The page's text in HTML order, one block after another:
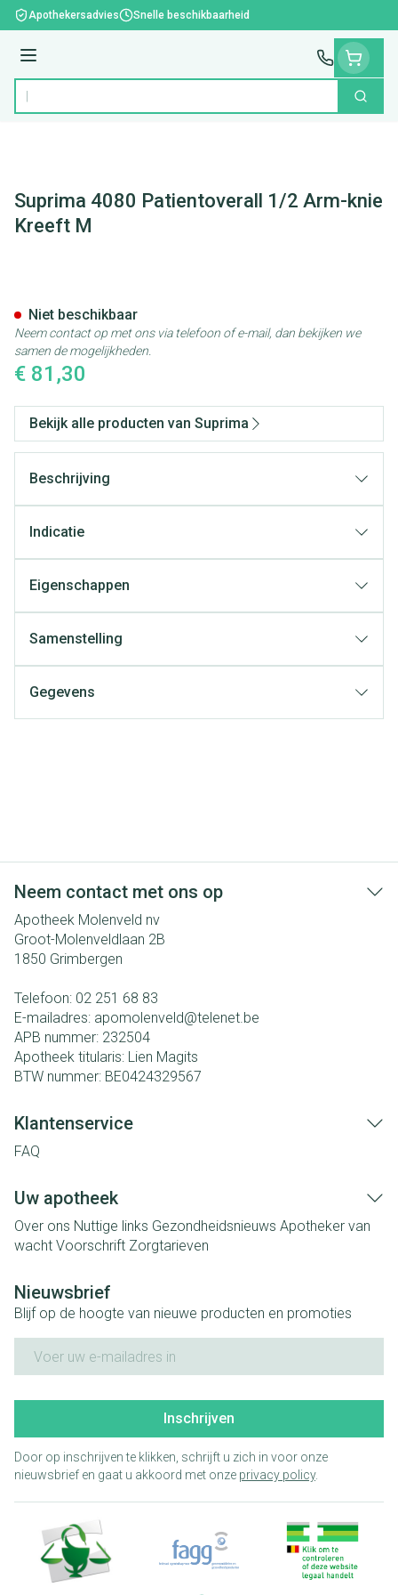
Ga naar de inhoud
Apothekersadvies Snelle beschikbaarheid
Menu
Product, merk, categorie... Zoek
Suprima 4080 Patientoverall 1/2 Arm-knie
Kreeft M
€ 81,30
Niet beschikbaar
Neem contact op met ons via telefoon of e-mail, dan bekijken we
samen de mogelijkheden.
Bekijk alle producten van Suprima
Beschrijving
Indicatie
Eigenschappen
Samenstelling
Gegevens
Neem contact met ons op
Apotheek Molenveld nv
Groot-Molenveldlaan 2B
1850 Grimbergen
Telefoon: 02 251 68 83
E-mailadres: apomolenveld@telenet.be
APB nummer: 232504
Apotheek titularis: Lien Magits
BTW nummer: BE0424329567
Klantenservice
FAQ
Uw apotheek
Over ons Nuttige links Gezondheidsnieuws Apotheker van
wacht Voorschrift Zorgtarieven
Nieuwsbrief
Blijf op de hoogte van nieuwe producten en promoties
Inschrijven
Door op inschrijven te klikken, schrijft u zich in voor onze
nieuwsbrief en gaat u akkoord met onze privacy policy.